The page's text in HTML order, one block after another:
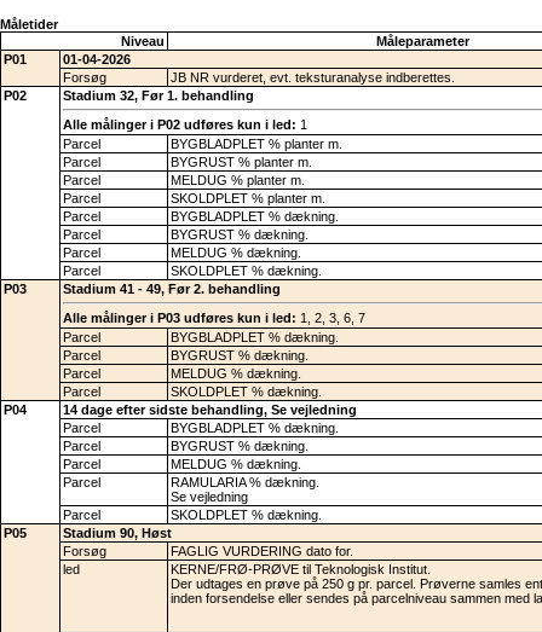
Måletider
Niveau
Måleparameter
P01
01-04-2026
Forsøg
JB NR vurderet, evt. teksturanalyse indberettes.
P02
Stadium 32, Før 1. behandling
Alle målinger i P02 udføres kun i led: 1
Parcel
BYGBLADPLET % planter m.
Parcel
BYGRUST % planter m.
Parcel
MELDUG % planter m.
Parcel
SKOLDPLET % planter m.
Parcel
BYGBLADPLET % dækning.
Parcel
BYGRUST % dækning.
Parcel
MELDUG % dækning.
Parcel
SKOLDPLET % dækning.
P03
Stadium 41 - 49, Før 2. behandling
Alle målinger i P03 udføres kun i led: 1, 2, 3, 6, 7
Parcel
BYGBLADPLET % dækning.
Parcel
BYGRUST % dækning.
Parcel
MELDUG % dækning.
Parcel
SKOLDPLET % dækning.
P04
14 dage efter sidste behandling, Se vejledning
Parcel
BYGBLADPLET % dækning.
Parcel
BYGRUST % dækning.
Parcel
MELDUG % dækning.
Parcel
RAMULARIA % dækning.
Se vejledning
Parcel
SKOLDPLET % dækning.
P05
Stadium 90, Høst
Forsøg
FAGLIG VURDERING dato for.
led
KERNE/FRØ-PRØVE til Teknologisk Institut.
Der udtages en prøve på 250 g pr. parcel. Prøverne samles
inden forsendelse eller sendes på parcelniveau sammen med